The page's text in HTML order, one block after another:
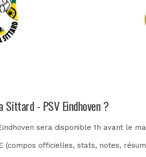
- PSV Eindhoven ?
sera disponible 1h avant le
officielles, stats, notes,